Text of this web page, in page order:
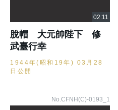
脫帽 大元帥陛下 修
武臺行幸
1944年(昭和19年) 03月28
日公開
No.CFNH(C)-0193_1